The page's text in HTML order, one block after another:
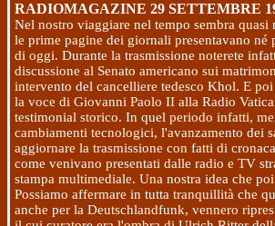
RADIOMAGAZINE 29 SETTEMBRE
Nel nostro viaggiare nel tempo sembra
le prime pagine dei giornali presentavano né
di oggi. Durante la trasmissione noterete
discussione al Senato americano sui
intervento del cancelliere tedesco Khol. E
la voce di Giovanni Paolo II alla Radio
testimonial storico. In quel periodo infatti,
cambiamenti tecnologici, l'avanzamento dei
aggiornare la trasmissione con fatti di
come venivano presentati dalle radio e TV
stampa multimediale. Una nostra idea che
Possiamo affermare in tutta tranquillità che
anche per la Deutschlandfunk, vennero